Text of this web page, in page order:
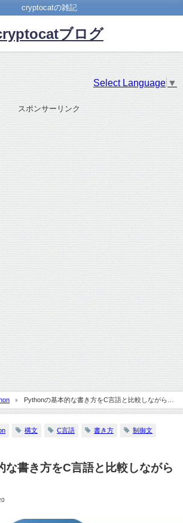
cryptocatの雑記
ブログ
Select Language ▼
スポンサーリンク
Pythonの基本的な書き方をC言語と比較しながら勉
構文 C言語 書き方 制御文
書き方をC言語と比較しながら